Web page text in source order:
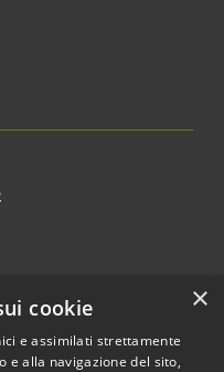
×
cookie
e assimilati strettamente
e alla navigazione del sito,